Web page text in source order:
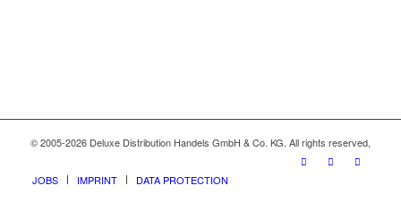
© 2005-2026 Deluxe Distribution Handels GmbH & Co. KG. All rights reserved,
JOBS IMPRINT DATA PROTECTION